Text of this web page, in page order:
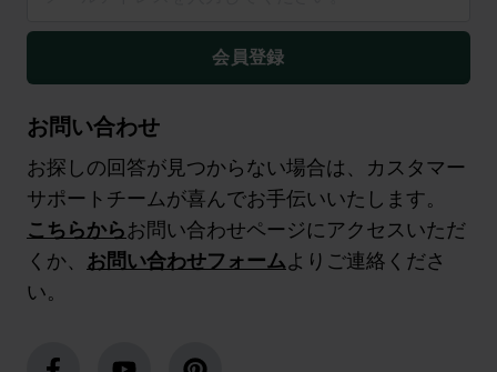
会員登録
お問い合わせ
お探しの回答が見つからない場合は、カスタマー
サポートチームが喜んでお手伝いいたします。
こちらからお問い合わせページにアクセスいただ
くか、 お問い合わせフォームよりご連絡くださ
い。